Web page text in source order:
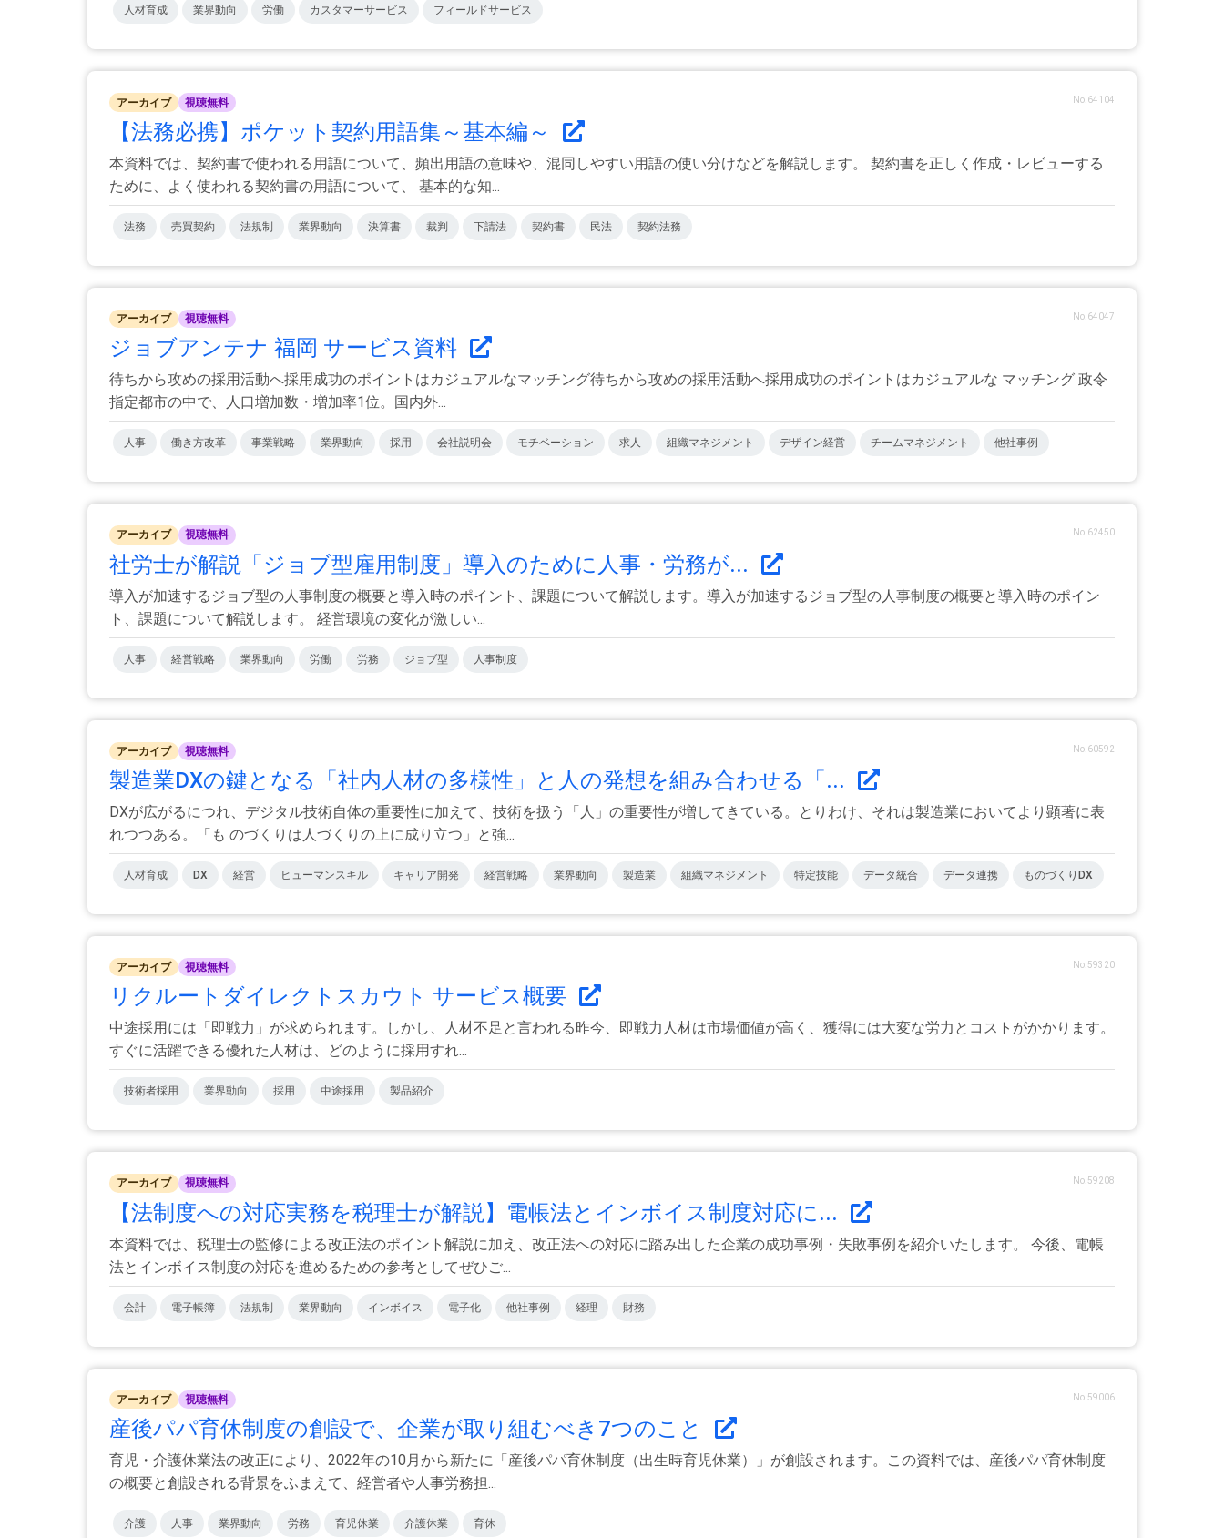
人材育成 業界動向 労働 カスタマーサービス フィールドサービス
アーカイブ 視聴無料 No.64104
【法務必携】ポケット契約用語集～基本編～
本資料では、契約書で使われる用語について、頻出用語の意味や、混同しやすい用語の使い分けなどを解説します。 契約書を正しく作成・レビューする
ために、よく使われる契約書の用語について、 基本的な知...
法務 売買契約 法規制 業界動向 決算書 裁判 下請法 契約書 民法 契約法務
アーカイブ 視聴無料 No.64047
ジョブアンテナ 福岡 サービス資料
待ちから攻めの採用活動へ採用成功のポイントはカジュアルなマッチング待ちから攻めの採用活動へ採用成功のポイントはカジュアルな マッチング 政令
指定都市の中で、人口増加数・増加率1位。国内外...
人事 働き方改革 事業戦略 業界動向 採用 会社説明会 モチベーション 求人 組織マネジメント デザイン経営 チームマネジメント 他社事例
アーカイブ 視聴無料 No.62450
社労士が解説「ジョブ型雇用制度」導入のために人事・労務が...
導入が加速するジョブ型の人事制度の概要と導入時のポイント、課題について解説します。導入が加速するジョブ型の人事制度の概要と導入時のポイン
ト、課題について解説します。 経営環境の変化が激しい...
人事 経営戦略 業界動向 労働 労務 ジョブ型 人事制度
アーカイブ 視聴無料 No.60592
製造業DXの鍵となる「社内人材の多様性」と人の発想を組み合わせる「...
DXが広がるにつれ、デジタル技術自体の重要性に加えて、技術を扱う「人」の重要性が増してきている。とりわけ、それは製造業においてより顕著に表
れつつある。「も のづくりは人づくりの上に成り立つ」と強...
人材育成 DX 経営 ヒューマンスキル キャリア開発 経営戦略 業界動向 製造業 組織マネジメント 特定技能 データ統合 データ連携 ものづくりDX
アーカイブ 視聴無料 No.59320
リクルートダイレクトスカウト サービス概要
中途採用には「即戦力」が求められます。しかし、人材不足と言われる昨今、即戦力人材は市場価値が高く、獲得には大変な労力とコストがかかります。
すぐに活躍できる優れた人材は、どのように採用すれ...
技術者採用 業界動向 採用 中途採用 製品紹介
アーカイブ 視聴無料 No.59208
【法制度への対応実務を税理士が解説】電帳法とインボイス制度対応に...
本資料では、税理士の監修による改正法のポイント解説に加え、改正法への対応に踏み出した企業の成功事例・失敗事例を紹介いたします。 今後、電帳
法とインボイス制度の対応を進めるための参考としてぜひご...
会計 電子帳簿 法規制 業界動向 インボイス 電子化 他社事例 経理 財務
アーカイブ 視聴無料 No.59006
産後パパ育休制度の創設で、企業が取り組むべき7つのこと
育児・介護休業法の改正により、2022年の10月から新たに「産後パパ育休制度（出生時育児休業）」が創設されます。この資料では、産後パパ育休制度
の概要と創設される背景をふまえて、経営者や人事労務担...
介護 人事 業界動向 労務 育児休業 介護休業 育休